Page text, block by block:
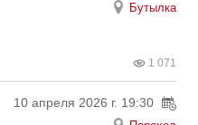
Бутылка
1 071
10 апреля 2026 г. 19:30